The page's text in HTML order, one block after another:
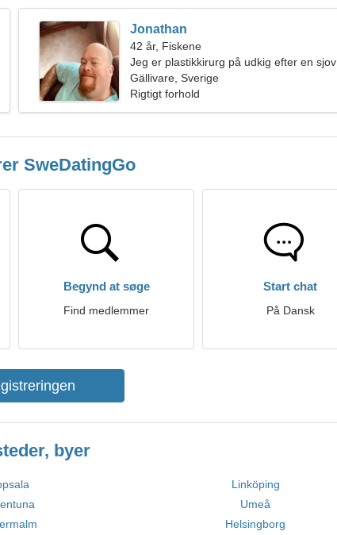
Jonathan
42 år, Fiskene
Jeg er plastikkirurg på udkig efter en sjov
kvinde
Gällivare, Sverige
Rigtigt forhold
SweDatingGo
Begynd at søge
Find medlemmer
Start chat
På Dansk
byer
Linköping
Umeå
Helsingborg